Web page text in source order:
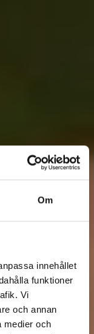
Om
innehållet
funktioner
Vi
och annan
medier och